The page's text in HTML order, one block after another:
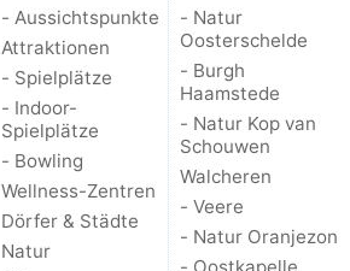
- Aussichtspunkte
Attraktionen
- Spielplätze
- Indoor-
Spielplätze
- Bowling
Wellness-Zentren
Dörfer & Städte
Natur
- Natur
Oosterschelde
- Burgh
Haamstede
- Natur Kop van
Schouwen
Walcheren
- Veere
- Natur Oranjezon